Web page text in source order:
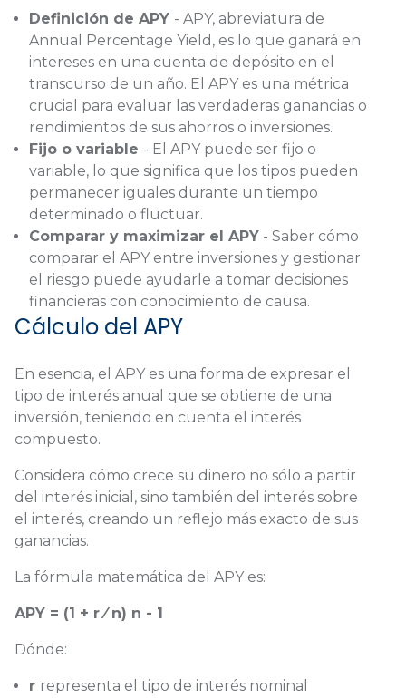
Definición de APY - APY, abreviatura de
Annual Percentage Yield, es lo que ganará en
intereses en una cuenta de depósito en el
transcurso de un año. El APY es una métrica
crucial para evaluar las verdaderas ganancias o
rendimientos de sus ahorros o inversiones.
Fijo o variable - El APY puede ser fijo o
variable, lo que significa que los tipos pueden
permanecer iguales durante un tiempo
determinado o fluctuar.
Comparar y maximizar el APY - Saber cómo
comparar el APY entre inversiones y gestionar
el riesgo puede ayudarle a tomar decisiones
financieras con conocimiento de causa.
Cálculo del APY
En esencia, el APY es una forma de expresar el
tipo de interés anual que se obtiene de una
inversión, teniendo en cuenta el interés
compuesto.
Considera cómo crece su dinero no sólo a partir
del interés inicial, sino también del interés sobre
el interés, creando un reflejo más exacto de sus
ganancias.
La fórmula matemática del APY es:
APY = (1 + r ⁄ n) n - 1
Dónde:
r representa el tipo de interés nominal